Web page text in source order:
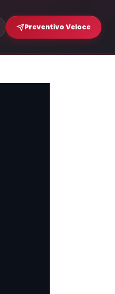
Preventivo Veloce